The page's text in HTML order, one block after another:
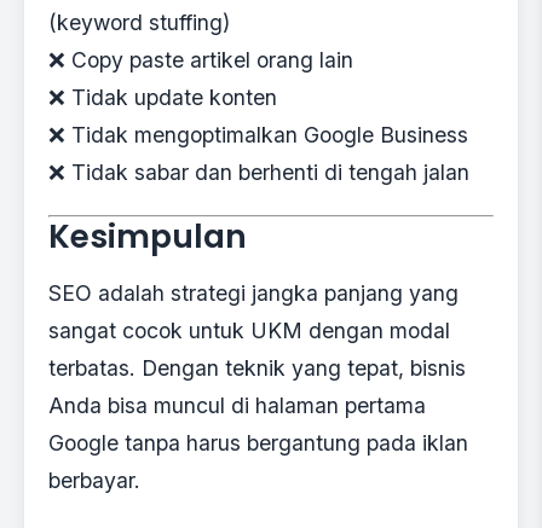
(keyword stuffing)
❌ Copy paste artikel orang lain
❌ Tidak update konten
❌ Tidak mengoptimalkan Google Business
❌ Tidak sabar dan berhenti di tengah jalan
Kesimpulan
SEO adalah strategi jangka panjang yang
sangat cocok untuk UKM dengan modal
terbatas. Dengan teknik yang tepat, bisnis
Anda bisa muncul di halaman pertama
Google tanpa harus bergantung pada iklan
berbayar.